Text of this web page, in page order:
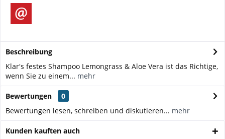
Beschreibung
Klar's festes Shampoo Lemongrass & Aloe Vera ist das Richtige,
wenn Sie zu einem... mehr
Bewertungen
0
Bewertungen lesen, schreiben und diskutieren... mehr
Kunden kauften auch